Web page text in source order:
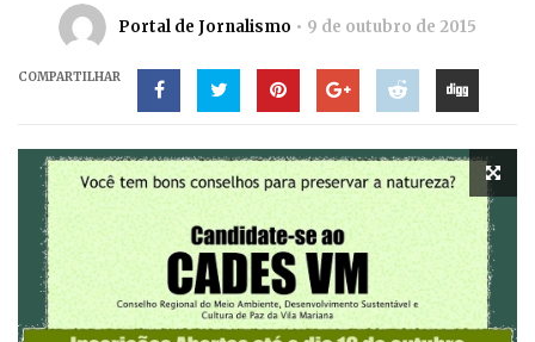
Portal de Jornalismo 9 de outubro de 2015
COMPARTILHAR